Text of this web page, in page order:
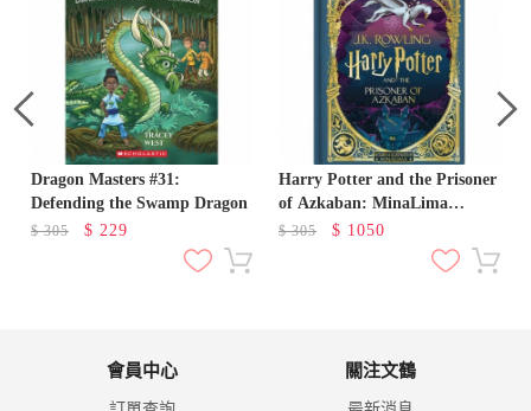
Dragon Masters #31:
Defending the Swamp Dragon
$305 $ 229
Harry Potter and the Prisoner
of Azkaban: MinaLima
Edition
$305 $ 1050
會員中心 關注文鶴